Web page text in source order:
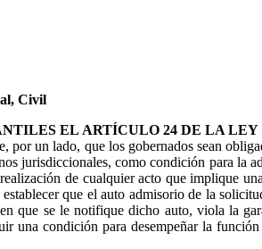
Civil
EL ARTÍCULO 24 DE LA
por un lado, que los gobernados sean
jurisdiccionales, como condición para la
de cualquier acto que implique
que el auto admisorio de la
que se le notifique dicho auto, viola la
una condición para desempeñar la